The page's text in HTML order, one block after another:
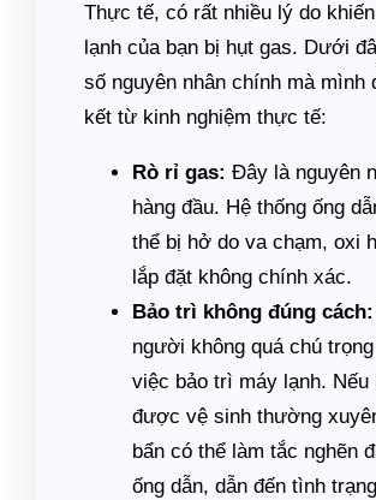
Thực tế, có rất nhiều lý do
lạnh của bạn bị hụt gas. Dưới
số nguyên nhân chính mà mình
kết từ kinh nghiệm thực tế:
Rò rỉ gas: Đây là nguyên
hàng đầu. Hệ thống ống
thể bị hở do va chạm, oxi
lắp đặt không chính xác.
Bảo trì không đúng cách:
người không quá chú
việc bảo trì máy lạnh. Nếu
được vệ sinh thường
bẩn có thể làm tắc nghẽn
ống dẫn, dẫn đến tình